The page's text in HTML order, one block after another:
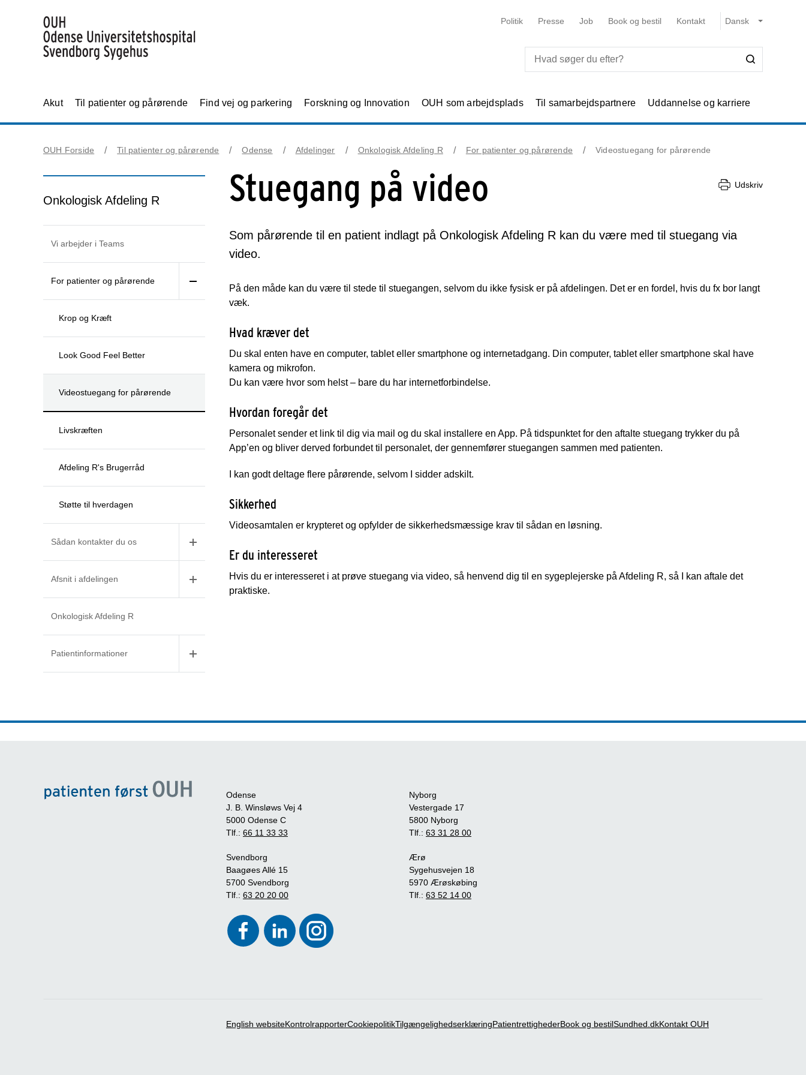
Politik Presse Job Book og bestil Kontakt
Akut Til patienter og pårørende Find vej og parkering Forskning og Innovation OUH som arbejdsplads Til samarbejdspartnere Uddannelse og karriere
OUH Forside Til patienter og pårørende Odense Afdelinger Onkologisk Afdeling R For patienter og pårørende Videostuegang for pårørende
Onkologisk Afdeling R
Vi arbejder i Teams
For patienter og pårørende
Krop og Kræft
Look Good Feel Better
Videostuegang for pårørende
Livskræften
Afdeling R's Brugerråd
Støtte til hverdagen
Sådan kontakter du os
Afsnit i afdelingen
Onkologisk Afdeling R
Patientinformationer
Stuegang på video Udskriv
Som pårørende til en patient indlagt på Onkologisk Afdeling R kan du være med til stuegang via
video.
På den måde kan du være til stede til stuegangen, selvom du ikke fysisk er på afdelingen. Det er en fordel, hvis du fx bor langt
væk.
Hvad kræver det
Du skal enten have en computer, tablet eller smartphone og internetadgang. Din computer, tablet eller smartphone skal have
kamera og mikrofon.
Du kan være hvor som helst – bare du har internetforbindelse.
Hvordan foregår det
Personalet sender et link til dig via mail og du skal installere en App. På tidspunktet for den aftalte stuegang trykker du på
App’en og bliver derved forbundet til personalet, der gennemfører stuegangen sammen med patienten.
I kan godt deltage flere pårørende, selvom I sidder adskilt.
Sikkerhed
Videosamtalen er krypteret og opfylder de sikkerhedsmæssige krav til sådan en løsning.
Er du interesseret
Hvis du er interesseret i at prøve stuegang via video, så henvend dig til en sygeplejerske på Afdeling R, så I kan aftale det
praktiske.
Odense
J. B. Winsløws Vej 4
5000 Odense C
Tlf.: 66 11 33 33
Svendborg
Baagøes Allé 15
5700 Svendborg
Tlf.: 63 20 20 00
Nyborg
Vestergade 17
5800 Nyborg
Tlf.: 63 31 28 00
Ærø
Sygehusvejen 18
5970 Ærøskøbing
Tlf.: 63 52 14 00
English websiteKontrolrapporterCookiepolitikTilgængelighedserklæringPatientrettighederBook og bestilSundhed.dkKontakt OUH